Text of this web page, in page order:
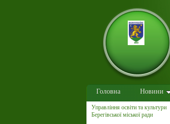
Головна Новини
Управління освіти та культури
Берегівської міської ради